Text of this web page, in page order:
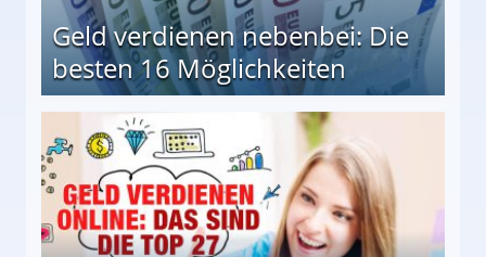
Geld verdienen nebenbei: Die
besten 16 Möglichkeiten